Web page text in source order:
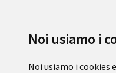
Noi usiamo i
Noi usiamo i cookies